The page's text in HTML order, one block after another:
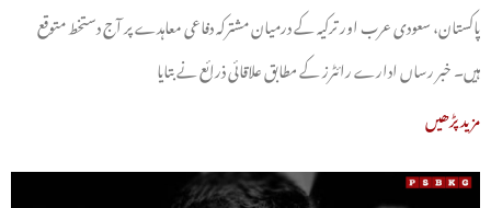
پاکستان، سعودی عرب اور ترکیہ کے درمیان مشترکہ دفاعی معاہدے پر آج دستخط متوقع
ہیں۔ خبر رساں ادارے رائٹرز کے مطابق علاقائی ذرائع نے بتایا
مزید پڑھیں